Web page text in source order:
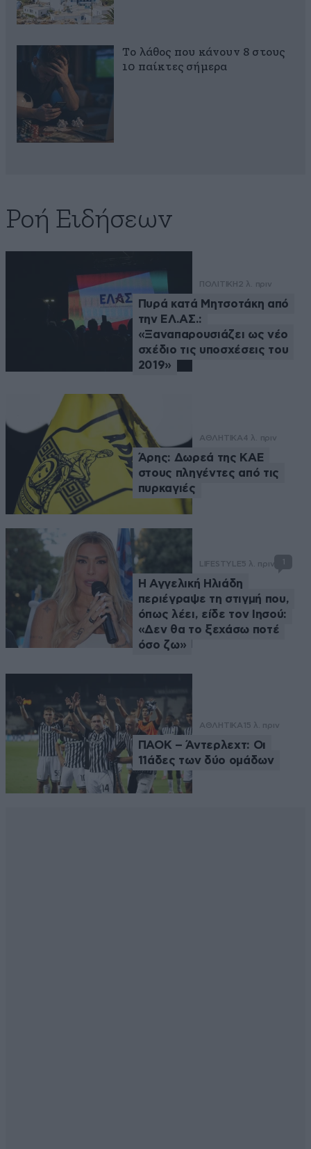
Το λάθος που κάνουν 8 στους
10 παίκτες σήμερα
Ροή Ειδήσεων
ΠΟΛΙΤΙΚΗ2 λ. πριν
Πυρά κατά Μητσοτάκη από
την ΕΛ.ΑΣ.:
«Ξαναπαρουσιάζει ως νέο
σχέδιο τις υποσχέσεις του
2019»
ΑΘΛΗΤΙΚΑ4 λ. πριν
Άρης: Δωρεά της ΚΑΕ
στους πληγέντες από τις
πυρκαγιές
LIFESTYLE5 λ. πριν 1
Η Αγγελική Ηλιάδη
περιέγραψε τη στιγμή που,
όπως λέει, είδε τον Ιησού:
«Δεν θα το ξεχάσω ποτέ
όσο ζω»
ΑΘΛΗΤΙΚΑ 15 λ. πριν
ΠΑΟΚ – Άντερλεχτ: Οι
11άδες των δύο ομάδων